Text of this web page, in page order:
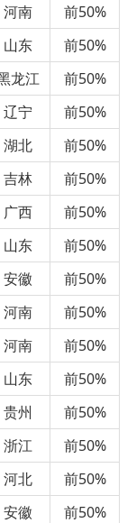
河南
前50%
山东
前50%
龙江
前50%
辽宁
前50%
湖北
前50%
吉林
前50%
广西
前50%
山东
前50%
安徽
前50%
河南
前50%
河南
前50%
山东
前50%
贵州
前50%
浙江
前50%
河北
前50%
安徽
前50%